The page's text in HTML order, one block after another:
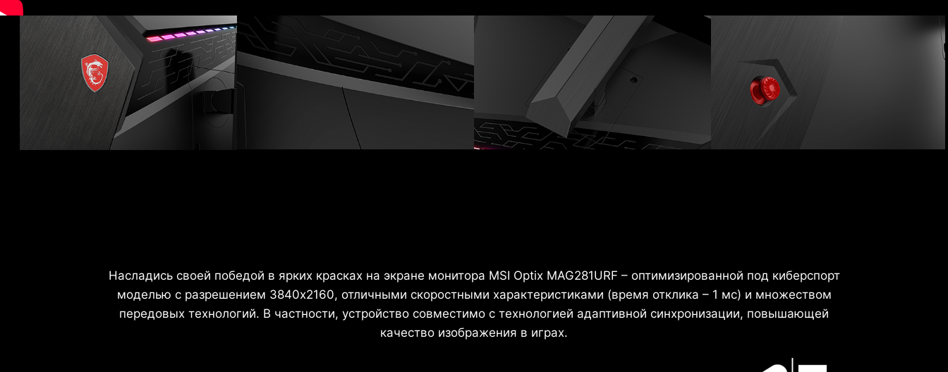
Насладись своей победой в ярких красках на экране монитора MSI Optix MAG281URF – оптимизированной под киберспорт
моделью с разрешением 3840x2160, отличными скоростными характеристиками (время отклика – 1 мс) и множеством
передовых технологий. В частности, устройство совместимо с технологией адаптивной синхронизации, повышающей
качество изображения в играх.